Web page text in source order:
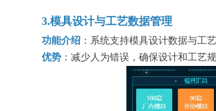
3.模具设计与工艺数据管理
功能介绍 ：系统支持模具设计数据与工
优势 ：减少人为错误，确保设计和工艺